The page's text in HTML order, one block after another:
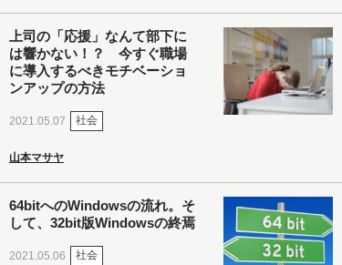
上司の「応援」なんて部下に
は響かない！？ 今すぐ職場
に導入するべきモチベーショ
ンアップの方法
2021.05.07 社会
山本マサヤ
64bitへのWindowsの流れ。そ
して、32bit版Windowsの終焉
2021.05.06 社会